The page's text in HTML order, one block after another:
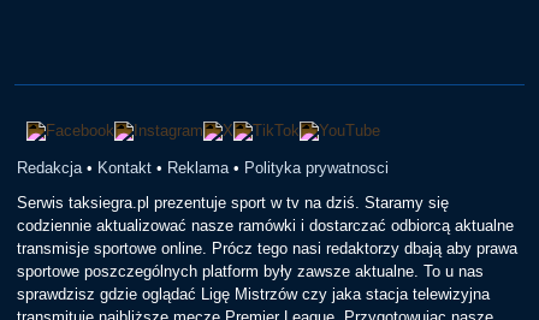
Redakcja • Kontakt • Reklama • Polityka prywatnosci
Serwis taksiegra.pl prezentuje sport w tv na dziś. Staramy się
codziennie aktualizować nasze ramówki i dostarczać odbiorcą aktualne
transmisje sportowe online. Prócz tego nasi redaktorzy dbają aby prawa
sportowe poszczególnych platform były zawsze aktualne. To u nas
sprawdzisz gdzie oglądać Ligę Mistrzów czy jaka stacja telewizyjna